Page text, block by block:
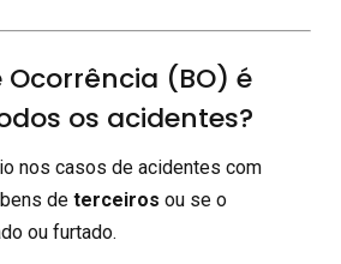
Ocorrência (BO) é
os acidentes?
nos casos de acidentes com
de terceiros ou se o
ou furtado.